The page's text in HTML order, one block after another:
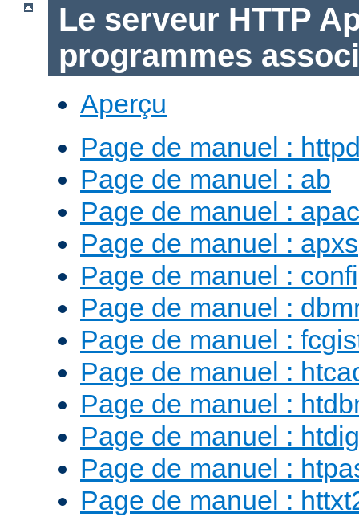
Le serveur HTTP
programmes
Aperçu
Page de manuel :
Page de manuel : ab
Page de manuel :
Page de manuel : apxs
Page de manuel :
Page de manuel :
Page de manuel :
Page de manuel :
Page de manuel :
Page de manuel :
Page de manuel :
Page de manuel :